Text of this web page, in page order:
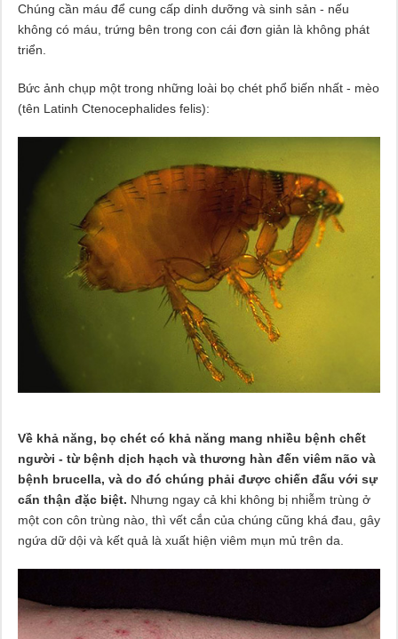
Chúng cần máu để cung cấp dinh dưỡng và sinh sản - nếu
không có máu, trứng bên trong con cái đơn giản là không phát
triển.
Bức ảnh chụp một trong những loài bọ chét phổ biến nhất - mèo
(tên Latinh Ctenocephalides felis):
Về khả năng, bọ chét có khả năng mang nhiều bệnh chết
người - từ bệnh dịch hạch và thương hàn đến viêm não và
bệnh brucella, và do đó chúng phải được chiến đấu với sự
cẩn thận đặc biệt. Nhưng ngay cả khi không bị nhiễm trùng ở
một con côn trùng nào, thì vết cắn của chúng cũng khá đau, gây
ngứa dữ dội và kết quả là xuất hiện viêm mụn mủ trên da.